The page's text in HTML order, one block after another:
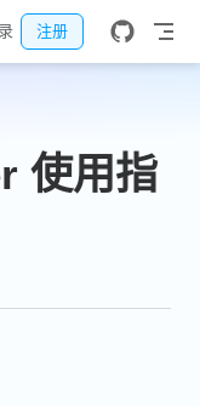
注册
使用指